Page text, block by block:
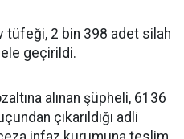
tüfeği, 2 bin 398 adet silah
ele geçirildi.
alınan şüpheli, 6136
çıkarıldığı adli